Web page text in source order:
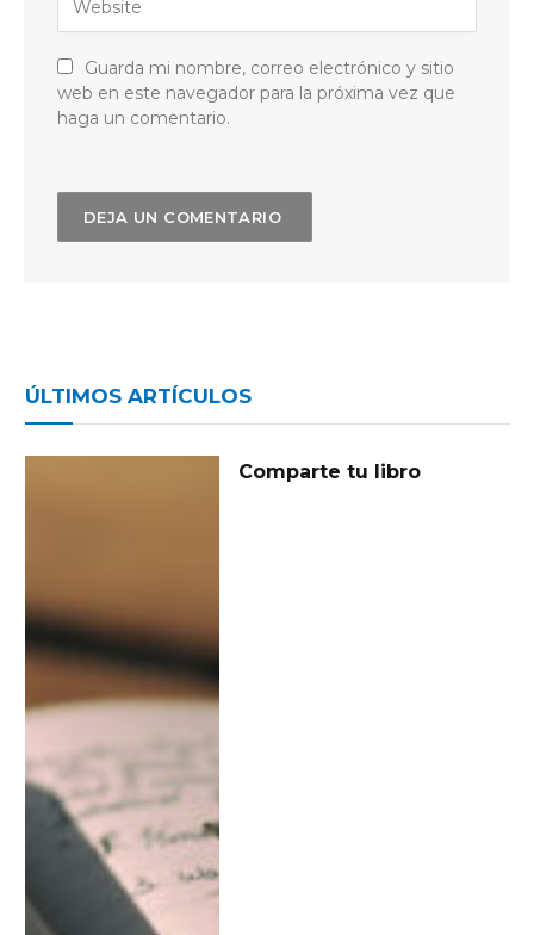
Guarda mi nombre, correo electrónico y sitio
web en este navegador para la próxima vez que
haga un comentario.
ÚLTIMOS ARTÍCULOS
Comparte tu libro